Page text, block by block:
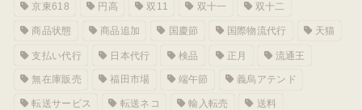
京東618 円高 双11 双十一 双十二
商品状態 商品追加 国慶節 国際物流代行 天猫
支払い代行 日本代行 検品 正月 流通王
無在庫販売 福田市場 端午節 義烏アテンド
転送サービス 転送ネコ 輸入転売 送料